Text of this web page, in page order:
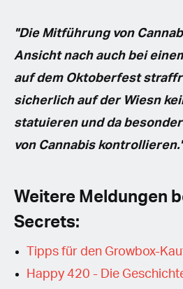
"Die Mitführung von
Ansicht nach auch bei
auf dem Oktoberfest
sicherlich auf der Wiesn
statuieren und da
von Cannabis
Weitere Meldungen
Secrets:
Tipps für den Growbox-
Happy 420 - Die